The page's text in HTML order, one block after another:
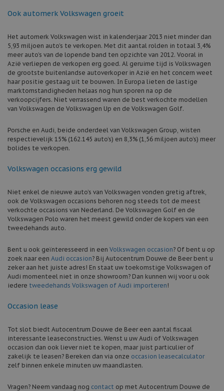
Ook automerk Volkswagen groeit
Het automerk Volkswagen wist in kalenderjaar 2013 niet minder dan
5,93 miljoen auto’s te verkopen. Met dit aantal rolden in totaal 3,4%
meer auto’s van de lopende band ten opzichte van 2012. Vooral in
Azië verliepen de verkopen erg goed. Al geruime tijd is Volkswagen
de grootste buitenlandse autoverkoper in Azië en het concern weet
haar positie gestaag uit te bouwen. In Europa lieten de lastige
marktomstandigheden helaas nog hun sporen na op de
verkoopcijfers. Niet verrassend waren de best verkochte modellen
van Volkswagen de Volkswagen Up en de Volkswagen Golf.
Porsche en Audi, beide onderdeel van Volkswagen Group, wisten
respectievelijk 15% (162.145 auto’s) en 8,3% (1,56 miljoen auto’s) meer
bolides te verkopen.
Volkswagen occasions erg gewild
Niet enkel de nieuwe auto’s van Volkswagen vonden gretig aftrek,
ook de Volkswagen occasions behoren nog steeds tot de meest
verkochte occasions van Nederland. De Volkswagen Golf en de
Volkswagen Polo waren het meest gewild onder de kopers van een
tweedehands auto.
Bent u ook geïnteresseerd in een Volkswagen occasion? Of bent u op
zoek naar een Audi occasion? Bij Autocentrum Douwe de Beer bent u
zeker aan het juiste adres! En staat uw toekomstige Volkswagen of
Audi momenteel niet in onze showroom? Dan kunnen wij voor u ook
iedere tweedehands Volkswagen of Audi importeren !
Occasion lease
Tot slot biedt Autocentrum Douwe de Beer een aantal fiscaal
interessante leaseconstructies. Wenst u uw Audi of Volkswagen
occasion dan ook liever niet te kopen, maar juist particulier of
zakelijk te leasen? Bereken dan via onze occasion leasecalculator
zelf binnen enkele minuten uw maandlasten.
Vragen? Neem vandaag nog contact op met Autocentrum Douwe de